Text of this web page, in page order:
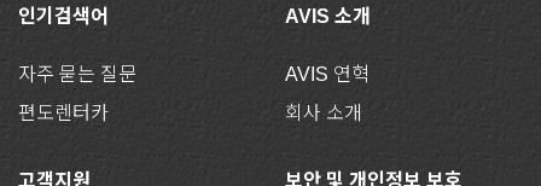
인기검색어
자주 묻는 질문
편도렌터카
AVIS 소개
AVIS 연혁
회사 소개
고객지원 보안 및 개인정보 보호